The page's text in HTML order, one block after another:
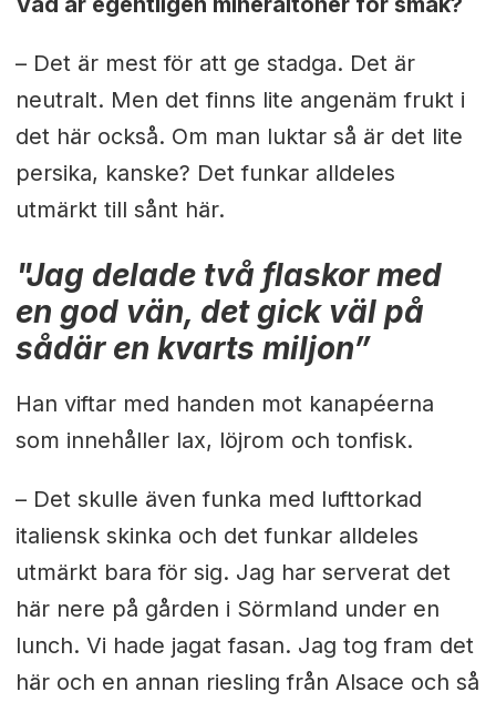
– Det är mest för att ge stadga. Det är
neutralt. Men det finns lite angenäm frukt i
det här också. Om man luktar så är det lite
persika, kanske? Det funkar alldeles
utmärkt till sånt här.
"Jag delade två flaskor med
en god vän, det gick väl på
sådär en kvarts miljon”
Han viftar med handen mot kanapéerna
som innehåller lax, löjrom och tonfisk.
– Det skulle även funka med lufttorkad
italiensk skinka och det funkar alldeles
utmärkt bara för sig. Jag har serverat det
här nere på gården i Sörmland under en
lunch. Vi hade jagat fasan. Jag tog fram det
här och en annan riesling från Alsace och så